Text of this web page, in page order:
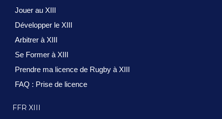
Jouer au XIII
Développer le XIII
Arbitrer à XIII
Se Former à XIII
Prendre ma licence de Rugby à XIII
FAQ : Prise de licence
FFR XIII